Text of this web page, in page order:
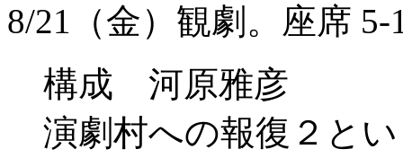
8/21（金）観劇。座席 5-
構成 河原雅彦
演劇村への報復２と